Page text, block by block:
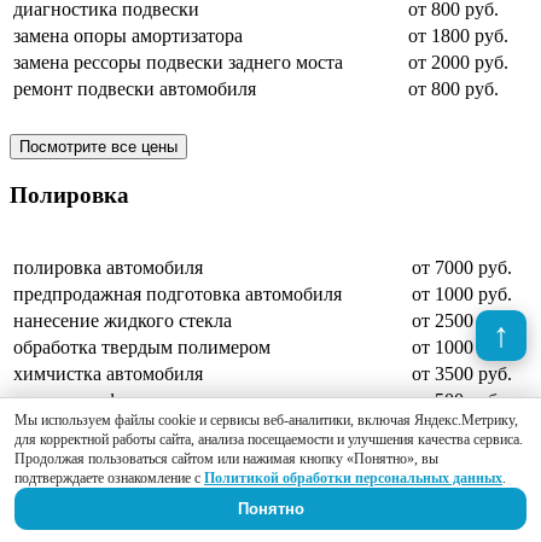
диагностика подвески
от 800 руб.
замена опоры амортизатора
от 1800 руб.
замена рессоры подвески заднего моста
от 2000 руб.
ремонт подвески автомобиля
от 800 руб.
Посмотрите все цены
Полировка
полировка автомобиля
от 7000 руб.
предпродажная подготовка автомобиля
от 1000 руб.
нанесение жидкого стекла
от 2500 руб.
обработка твердым полимером
от 1000 руб.
химчистка автомобиля
от 3500 руб.
полировка фар
от 500 руб.
полировка кузова
от 8000 руб.
полировка детали
от 800 руб.
абразивная полировка кузова автомобиля
от 8000 руб.
защитная полировка автомобиля
кварцевое покрытие
от 8000 руб.
Мы используем файлы cookie и сервисы веб-аналитики, включая Яндекс.Метрику,
для корректной работы сайта, анализа посещаемости и улучшения качества сервиса.
Продолжая пользоваться сайтом или нажимая кнопку «Понятно», вы
подтверждаете ознакомление с Политикой обработки персональных данных.
Понятно